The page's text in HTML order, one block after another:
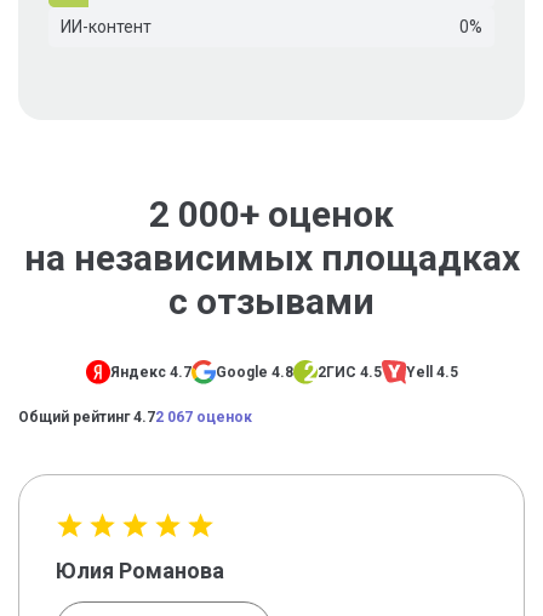
ИИ-контент 0%
2 000+ оценок
на независимых площадках
с отзывами
Яндекс 4.7 Google 4.8 2ГИС 4.5 Yell 4.5
Общий рейтинг 4.72 067 оценок
Юлия Романова